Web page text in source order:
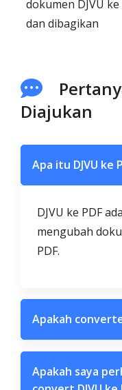
dokumen DJVU
dan dibagikan
Diajukan
Apa itu DJVU ke
DJVU ke PDF
mengubah
PDF.
Apakah
Apakah saya